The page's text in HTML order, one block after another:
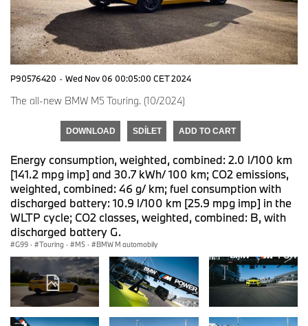
P90576420 · Wed Nov 06 00:05:00 CET 2024
The all-new BMW M5 Touring. (10/2024)
DOWNLOAD SDÍLET ADD TO CART
Energy consumption, weighted, combined: 2.0 l/100 km
[141.2 mpg imp] and 30.7 kWh/ 100 km; CO2 emissions,
weighted, combined: 46 g/ km; fuel consumption with
discharged battery: 10.9 l/100 km [25.9 mpg imp] in the
WLTP cycle; CO2 classes, weighted, combined: B, with
discharged battery G.
G99 · Touring · M5 · BMW M automobily